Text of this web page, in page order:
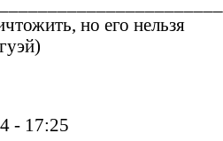
но его нельзя
- 17:25